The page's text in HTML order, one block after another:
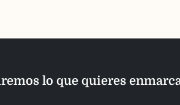
lo que quieres